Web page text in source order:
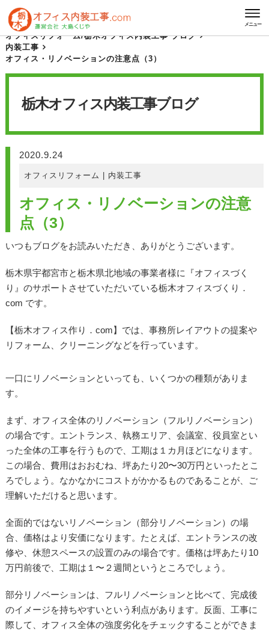
メニュー
HOME
栃木オフィス内装工事 ブログ
オフィスリフォーム/栃木オフィス内装工事 ブログ
内装工事
オフィス・リノベーションの注意点（3）
栃木オフィス内装工事ブログ
2020.9.24
オフィスリフォーム 内装工事
オフィス・リノベーションの注意
点（3）
いつもブログをお読みいただき、ありがとうございます。
栃木県宇都宮市と栃木県北地域の事業者様に『オフィスづく
り』のサポートさせていただいている栃木オフィスづくり．
com です。
【栃木オフィス作り．com】では、事務所レイアウトの提案や
リフォーム、クリーニングなどを行っています。
一口にリノベーションといっても、いくつかの種類がありま
す。
まず、オフィス全体のリノベーション（フルリノベーション）
の場合です。エントランス、執務エリア、会議室、役員室とい
った全体の工事を行うもので、工期は１カ月ほどになります。
この場合、費用はおおむね、坪あたり20〜30万円といったとこ
ろでしょう。なかなかにコストがかかるものであることが、ご
理解いただけると思います。
全面的ではないリノベーション（部分リノベーション）の場
合、価格はより安価になります。たとえば、エントランスの改
修や、休憩スペースの設置のみの場合です。価格は坪あたり10
万円前後で、工期は１〜２週間というところでしょう。
部分リノベーションは、フルリノベーションと比べて、完成後
のイメージを持ちやすいという利点があります。反面、工事に
際して、オフィス全体の強度劣化をチェックすることができま